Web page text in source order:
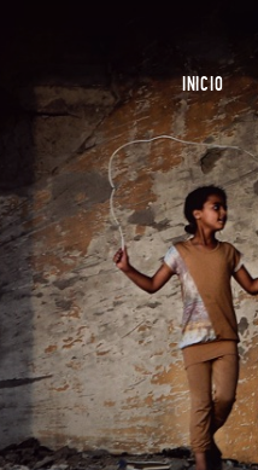
INICIO